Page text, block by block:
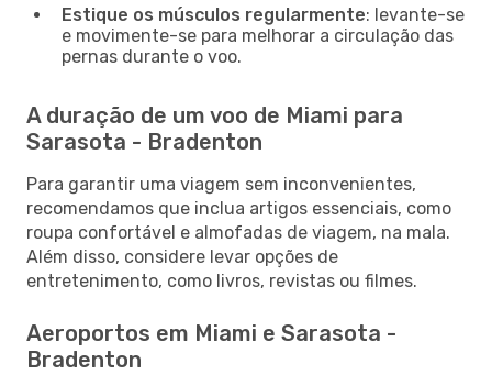
Estique os músculos regularmente: levante-se
e movimente-se para melhorar a circulação das
pernas durante o voo.
A duração de um voo de Miami para
Sarasota - Bradenton
Para garantir uma viagem sem inconvenientes,
recomendamos que inclua artigos essenciais, como
roupa confortável e almofadas de viagem, na mala.
Além disso, considere levar opções de
entretenimento, como livros, revistas ou filmes.
Aeroportos em Miami e Sarasota -
Bradenton